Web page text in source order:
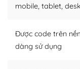
tìm kiếm chúng
mobile, tablet,
Được code trên
dàng sử dụng